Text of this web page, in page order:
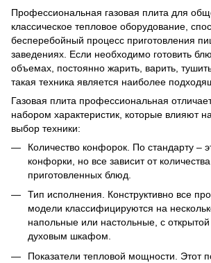
Профессиональная газовая плита для
классическое тепловое оборудование,
бесперебойный процесс приготовления
заведениях. Если необходимо готовить
объемах, постоянно жарить, варить,
такая техника является наиболее
Газовая плита профессиональная
набором характеристик, которые влияют
выбор техники:
Количество конфорок. По стандарту –
конфорки, но все зависит от
приготовленных блюд.
Тип исполнения. Конструктивно все
модели классифицируются на
напольные или настольные, с
духовым шкафом.
Показатели тепловой мощности. Этот